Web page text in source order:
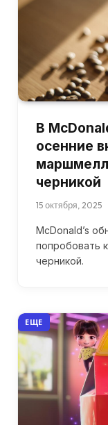
В
осенние
черникой
15 октября, 2025
McDonald’s
попробовать
черникой.
ЕЩЕ